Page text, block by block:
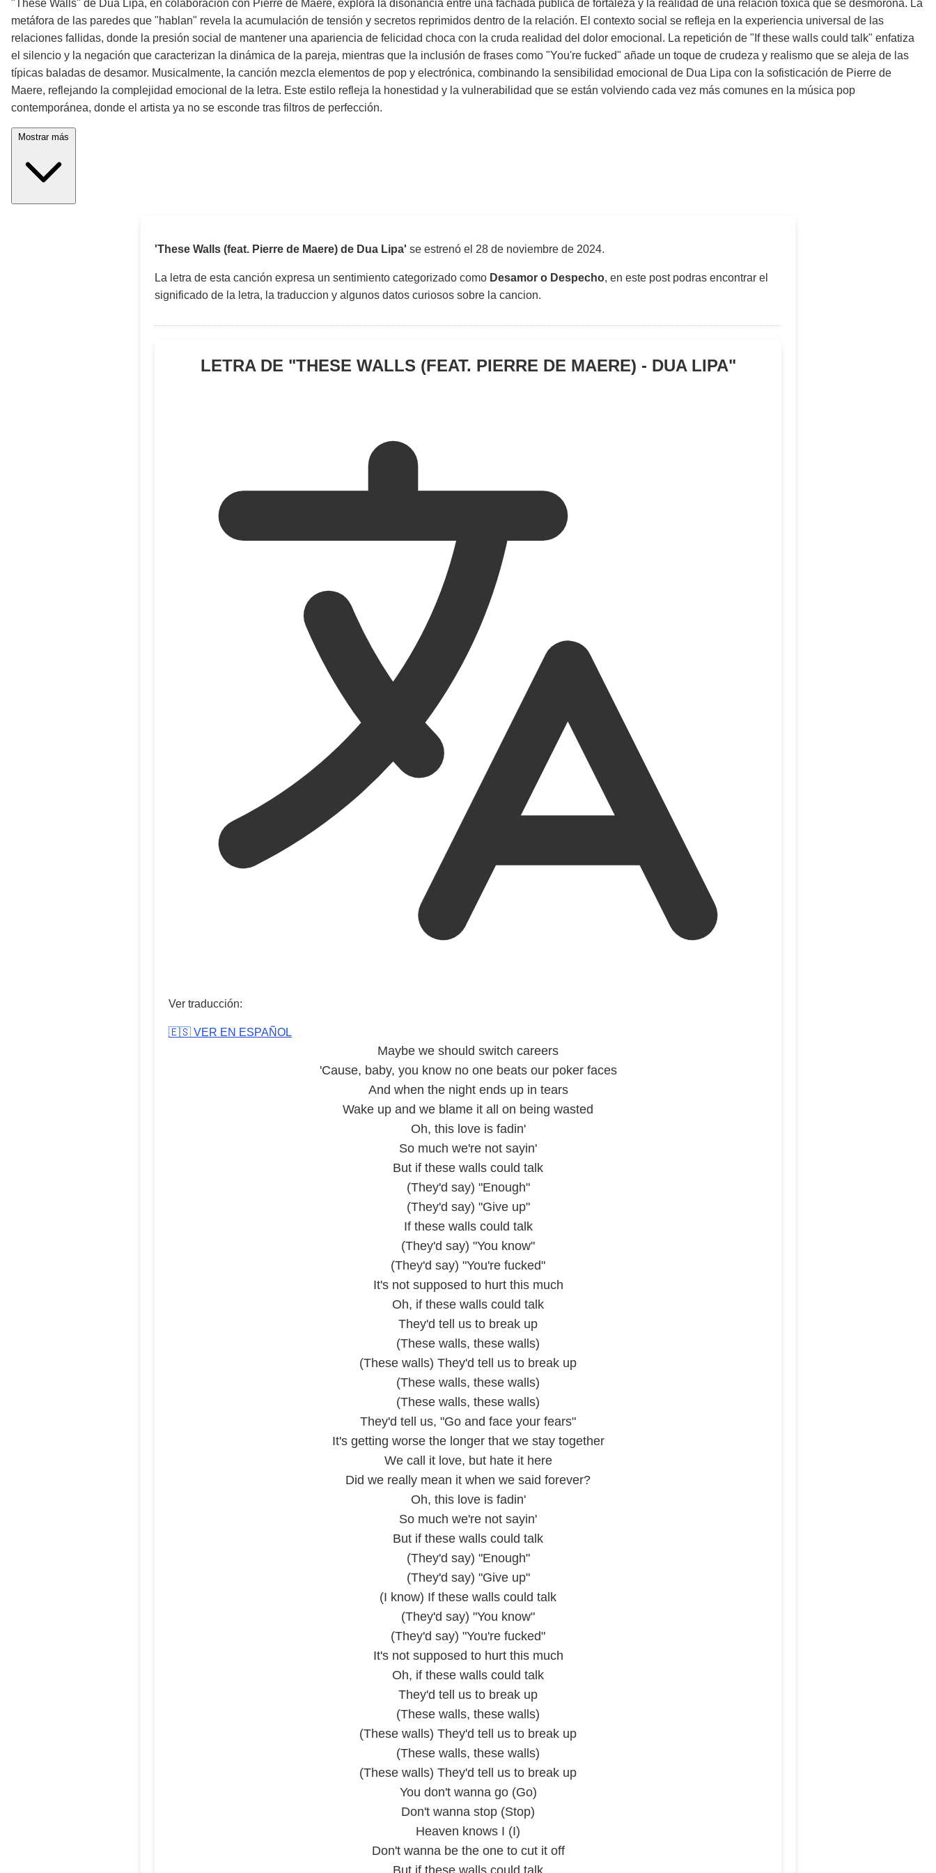
"These Walls" de Dua Lipa, en colaboración con Pierre de Maere, explora la disonancia entre una fachada pública de fortaleza y la realidad de una relación tóxica que se desmorona. La
metáfora de las paredes que "hablan" revela la acumulación de tensión y secretos reprimidos dentro de la relación. El contexto social se refleja en la experiencia universal de las
relaciones fallidas, donde la presión social de mantener una apariencia de felicidad choca con la cruda realidad del dolor emocional. La repetición de "If these walls could talk" enfatiza
el silencio y la negación que caracterizan la dinámica de la pareja, mientras que la inclusión de frases como "You're fucked" añade un toque de crudeza y realismo que se aleja de las
típicas baladas de desamor. Musicalmente, la canción mezcla elementos de pop y electrónica, combinando la sensibilidad emocional de Dua Lipa con la sofisticación de Pierre de
Maere, reflejando la complejidad emocional de la letra. Este estilo refleja la honestidad y la vulnerabilidad que se están volviendo cada vez más comunes en la música pop
contemporánea, donde el artista ya no se esconde tras filtros de perfección.
'These Walls (feat. Pierre de Maere) de Dua Lipa' se estrenó el 28 de noviembre de 2024.
La letra de esta canción expresa un sentimiento categorizado como Desamor o Despecho, en este post podras encontrar el
significado de la letra, la traduccion y algunos datos curiosos sobre la cancion.
LETRA DE "THESE WALLS (FEAT. PIERRE DE MAERE) - DUA LIPA"
Ver traducción:
🇪🇸 VER EN ESPAÑOL
Maybe we should switch careers
'Cause, baby, you know no one beats our poker faces
And when the night ends up in tears
Wake up and we blame it all on being wasted
Oh, this love is fadin'
So much we're not sayin'
But if these walls could talk
(They'd say) "Enough"
(They'd say) "Give up"
If these walls could talk
(They'd say) "You know"
(They'd say) "You're fucked"
It's not supposed to hurt this much
Oh, if these walls could talk
They'd tell us to break up
(These walls, these walls)
(These walls) They'd tell us to break up
(These walls, these walls)
(These walls, these walls)
They'd tell us, "Go and face your fears"
It's getting worse the longer that we stay together
We call it love, but hate it here
Did we really mean it when we said forever?
Oh, this love is fadin'
So much we're not sayin'
But if these walls could talk
(They'd say) "Enough"
(They'd say) "Give up"
(I know) If these walls could talk
(They'd say) "You know"
(They'd say) "You're fucked"
It's not supposed to hurt this much
Oh, if these walls could talk
They'd tell us to break up
(These walls, these walls)
(These walls) They'd tell us to break up
(These walls, these walls)
(These walls) They'd tell us to break up
You don't wanna go (Go)
Don't wanna stop (Stop)
Heaven knows I (I)
Don't wanna be the one to cut it off
But if these walls could talk